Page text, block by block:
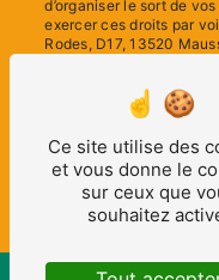
d’organiser le sort de
exercer ces droits par
Rodes, D17, 13520
électronique à l'adresse
justificatif d'identité
conservons vos
puis pendant la durée
et de gestion des
inscrire sur la liste
disponible à cette
cnil.fr pour plus
Ce site utilise des
et vous donne le
sur ceux que
souhaitez